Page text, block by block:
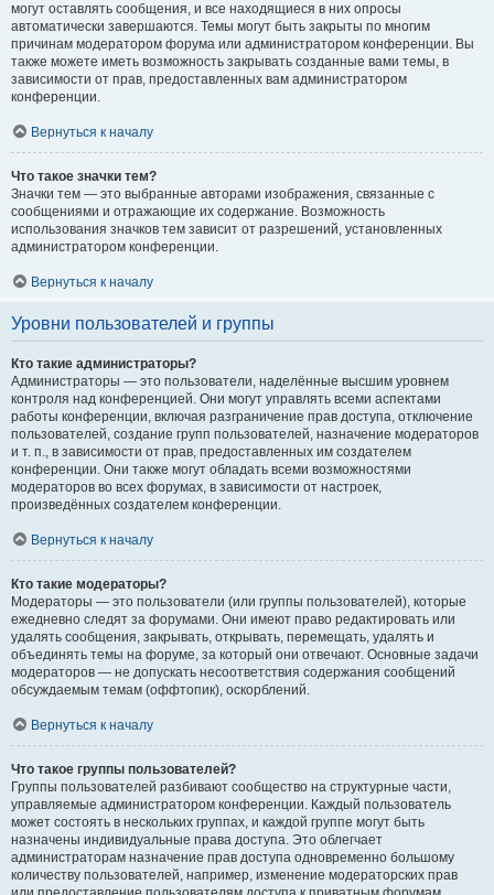
могут оставлять сообщения, и все находящиеся в них опросы
автоматически завершаются. Темы могут быть закрыты по многим
причинам модератором форума или администратором конференции. Вы
также можете иметь возможность закрывать созданные вами темы, в
зависимости от прав, предоставленных вам администратором
конференции.
Вернуться к началу
Что такое значки тем?
Значки тем — это выбранные авторами изображения, связанные с
сообщениями и отражающие их содержание. Возможность
использования значков тем зависит от разрешений, установленных
администратором конференции.
Вернуться к началу
Уровни пользователей и группы
Кто такие администраторы?
Администраторы — это пользователи, наделённые высшим уровнем
контроля над конференцией. Они могут управлять всеми аспектами
работы конференции, включая разграничение прав доступа, отключение
пользователей, создание групп пользователей, назначение модераторов
и т. п., в зависимости от прав, предоставленных им создателем
конференции. Они также могут обладать всеми возможностями
модераторов во всех форумах, в зависимости от настроек,
произведённых создателем конференции.
Вернуться к началу
Кто такие модераторы?
Модераторы — это пользователи (или группы пользователей), которые
ежедневно следят за форумами. Они имеют право редактировать или
удалять сообщения, закрывать, открывать, перемещать, удалять и
объединять темы на форуме, за который они отвечают. Основные задачи
модераторов — не допускать несоответствия содержания сообщений
обсуждаемым темам (оффтопик), оскорблений.
Вернуться к началу
Что такое группы пользователей?
Группы пользователей разбивают сообщество на структурные части,
управляемые администратором конференции. Каждый пользователь
может состоять в нескольких группах, и каждой группе могут быть
назначены индивидуальные права доступа. Это облегчает
администраторам назначение прав доступа одновременно большому
количеству пользователей, например, изменение модераторских прав